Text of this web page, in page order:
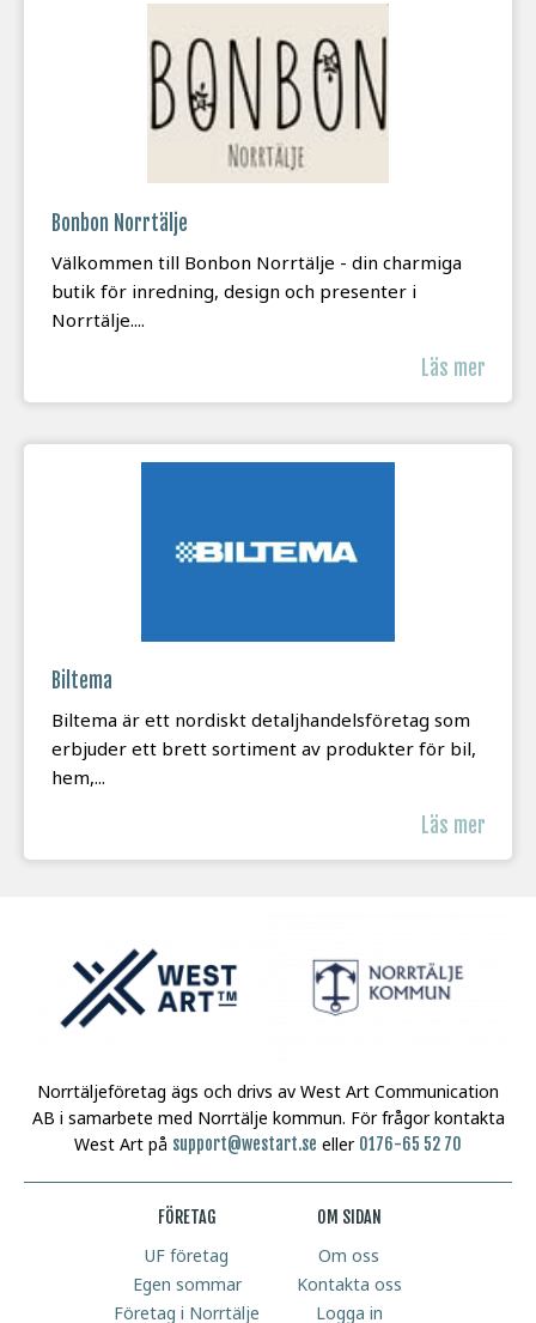
Bonbon Norrtälje
Välkommen till Bonbon Norrtälje - din charmiga
butik för inredning, design och presenter i
Norrtälje....
Läs mer
Biltema
Biltema är ett nordiskt detaljhandelsföretag som
erbjuder ett brett sortiment av produkter för bil,
hem,...
Läs mer
Norrtäljeföretag ägs och drivs av West Art Communication
AB i samarbete med Norrtälje kommun. För frågor kontakta
West Art på support@westart.se eller 0176-65 52 70
FÖRETAG
UF företag
Egen sommar
Företag i Norrtälje
OM SIDAN
Om oss
Kontakta oss
Logga in